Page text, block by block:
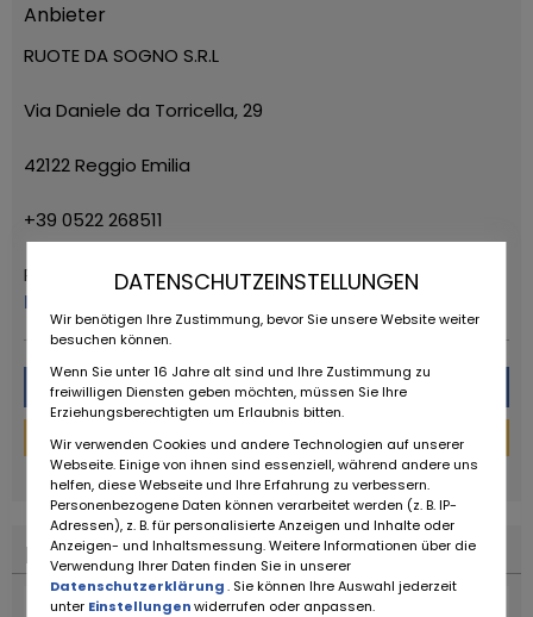
Anbieter
RUOTE DA SOGNO S.R.L
Via Daniele da Torricella, 29
42122 Reggio Emilia
+39 0522 268511
Ruote da Sogno
Mehr von diesem Händler
Nachricht
Finanzierungs-Rechner
powered bytarifcheck
Finanzierungs-Rechner
DATENSCHUTZEINSTELLUNGEN
Wir benötigen Ihre Zustimmung, bevor Sie unsere Website weiter
besuchen können.
Wenn Sie unter 16 Jahre alt sind und Ihre Zustimmung zu
freiwilligen Diensten geben möchten, müssen Sie Ihre
Erziehungsberechtigten um Erlaubnis bitten.
Wir verwenden Cookies und andere Technologien auf unserer
Webseite. Einige von ihnen sind essenziell, während andere uns
helfen, diese Webseite und Ihre Erfahrung zu verbessern.
Personenbezogene Daten können verarbeitet werden (z. B. IP-
Adressen), z. B. für personalisierte Anzeigen und Inhalte oder
Anzeigen- und Inhaltsmessung. Weitere Informationen über die
Verwendung Ihrer Daten finden Sie in unserer
Datenschutzerklärung. Sie können Ihre Auswahl jederzeit
unter Einstellungenwiderrufen oder anpassen.